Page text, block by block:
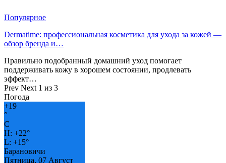
Популярное
Dermatime: профессиональная косметика для ухода за кожей —
обзор бренда и…
Правильно подобранный домашний уход помогает
поддерживать кожу в хорошем состоянии, продлевать
эффект…
Prev Next 1 из 3
Погода
+19
°
C
H: +22°
L: +15°
Барановичи
Пятница, 07 Август